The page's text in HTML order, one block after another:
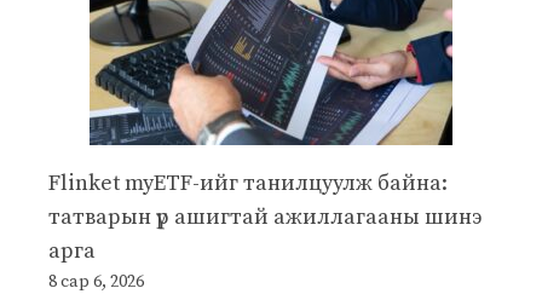
Flinket myETF-ийг танилцуулж байна:
татварын үр ашигтай ажиллагааны шинэ
арга
8 сар 6, 2026